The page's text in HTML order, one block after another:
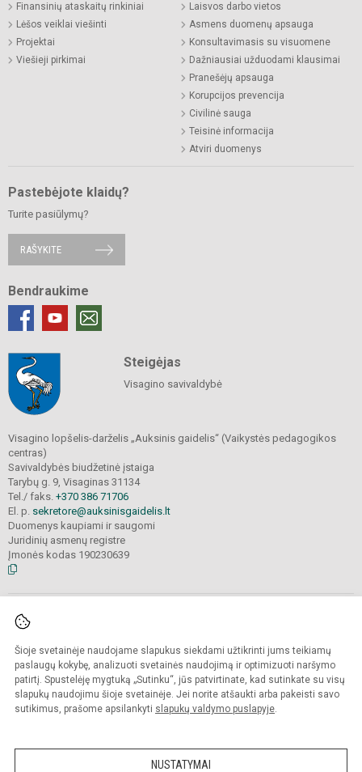
Šioje svetainėje naudojame slapukus siekdami užtikrinti jums teikiamų
paslaugų kokybę, analizuoti svetainės naudojimą ir optimizuoti naršymo
patirtį. Spustelėję mygtuką „Sutinku“, jūs patvirtinate, kad sutinkate su visų
slapukų naudojimu šioje svetainėje. Jei norite atšaukti arba pakeisti savo
sutikimus, prašome apsilankyti slapukų valdymo puslapyje.
NUSTATYMAI
Finansinių ataskaitų rinkiniai
Lėšos veiklai viešinti
Projektai
Viešieji pirkimai
Laisvos darbo vietos
Asmens duomenų apsauga
Konsultavimasis su visuomene
Dažniausiai užduodami klausimai
Pranešėjų apsauga
Korupcijos prevencija
Civilinė sauga
Teisinė informacija
Atviri duomenys
Pastebėjote klaidų?
Turite pasiūlymų?
RAŠYKITE
Bendraukime
Steigėjas
Visagino savivaldybė
Visagino lopšelis-darželis „Auksinis gaidelis“ (Vaikystės pedagogikos
centras)
Savivaldybės biudžetinė įstaiga
Tarybų g. 9, Visaginas 31134
Tel./ faks. +370 386 71706
El. p. sekretore@auksinisgaidelis.lt
Duomenys kaupiami ir saugomi
Juridinių asmenų registre
Įmonės kodas 190230639
© 2025. Visagino lopšelis-darželis „Auksinis gaidelis“ (Vaikystės pedagogikos
sutikimo
griežtai draudžiama.
Prieinamumo paraiška Slapukų valdymas
Sumanus būdas atnaujinti